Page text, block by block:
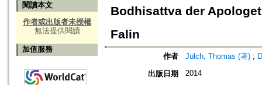
閱讀本文
作者或出版者未授權
無法提供閱讀
加值服務
Bodhisattva der
Falin
作者 Jülch, Thomas (著) ;
出版日期
2014